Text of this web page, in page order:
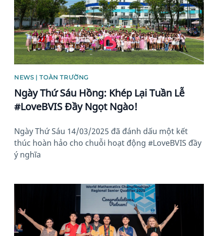
NEWS | TOÀN TRƯỜNG
Ngày Thứ Sáu Hồng: Khép Lại Tuần Lễ
#LoveBVIS Đầy Ngọt Ngào!
Ngày Thứ Sáu 14/03/2025 đã đánh dấu một kết
thúc hoàn hảo cho chuỗi hoạt động #LoveBVIS đầy
ý nghĩa
News image